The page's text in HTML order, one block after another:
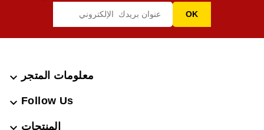
معلومات المتجر 
Follow Us

المنتجات